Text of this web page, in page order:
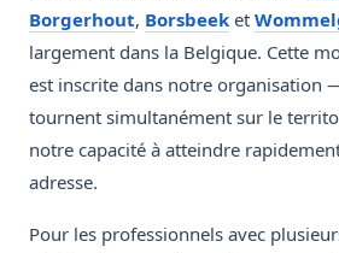
Borgerhout, Borsbeek et
largement dans la Belgique. Cette
est inscrite dans notre organisation
tournent simultanément sur le
notre capacité à atteindre
adresse.
Pour les professionnels avec